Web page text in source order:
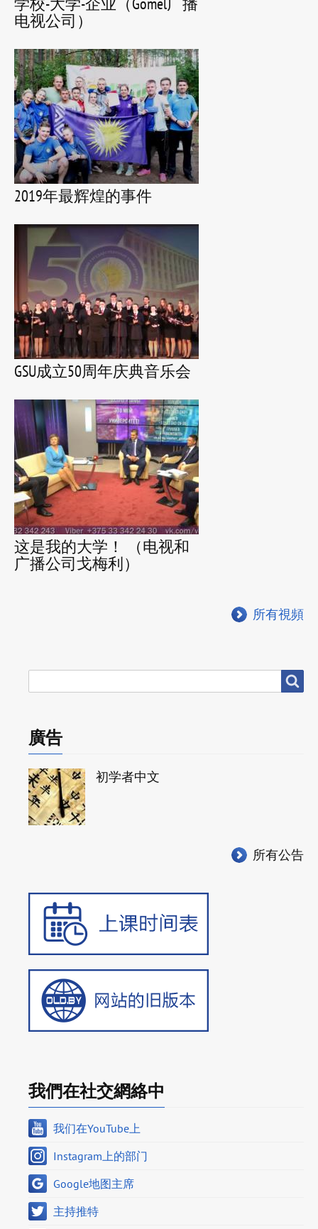
电视公司）
2019年最辉煌的事件
GSU成立50周年庆典音乐会
这是我的大学！ （电视和
广播公司戈梅利）
所有視頻
尋
廣告
初学者中文
所有公告
我們在社交網絡中
我们在YouTube上
Instagram上的部门
Google地图主席
主持推特